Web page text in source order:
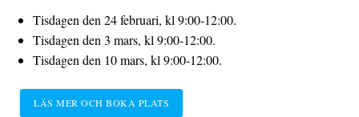
Tisdagen den 24 februari, kl 9:00-12:00.
Tisdagen den 3 mars, kl 9:00-12:00.
Tisdagen den 10 mars, kl 9:00-12:00.
LÄS MER OCH BOKA PLATS